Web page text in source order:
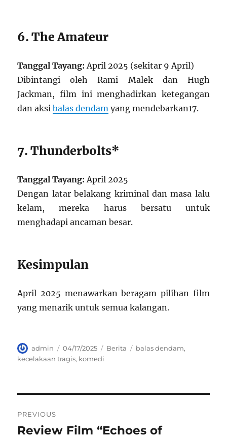
6. The Amateur
Tanggal Tayang: April 2025 (sekitar 9 April)
Dibintangi oleh Rami Malek dan Hugh
Jackman, film ini menghadirkan ketegangan
dan aksibalas dendam yang mendebarkan17.
7. Thunderbolts*
Tanggal Tayang: April 2025
Dengan latar belakang kriminal dan masa lalu
kelam, mereka harus bersatu untuk
menghadapi ancaman besar.
Kesimpulan
April 2025 menawarkan beragam pilihan film
yang menarik untuk semua kalangan.
Author
admin
Posted
on
04/17/2025 Categories
Berita Tags
balas dendam,
kecelakaan tragis, komedi
pos
PREVIOUS
Previous
Review Film “Echoes of